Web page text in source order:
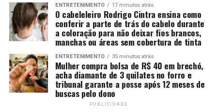
ENTRETENIMENTO 17 minutos atrás
O cabeleleiro Rodrigo Cintra ensina como
conferir a parte de trás do cabelo durante
a coloração para não deixar fios brancos,
manchas ou áreas sem cobertura de tinta
ENTRETENIMENTO 35 minutos atrás
Mulher compra bolsa de R$ 40 em brechó,
acha diamante de 3 quilates no forro e
tribunal garante a posse após 12 meses de
buscas pelo dono
PUBLICIDADE